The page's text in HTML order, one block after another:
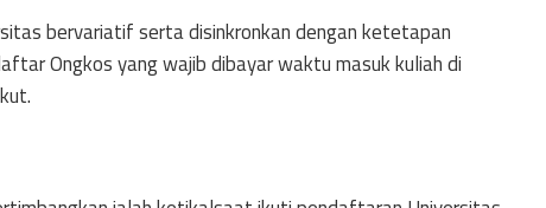
bervariatif serta disinkronkan dengan ketetapan
Ongkos yang wajib dibayar waktu masuk kuliah di